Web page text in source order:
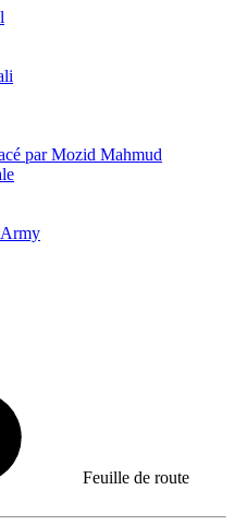
par Mozid Mahmud
Feuille de route